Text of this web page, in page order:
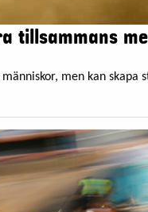
tillsammans
men kan skapa